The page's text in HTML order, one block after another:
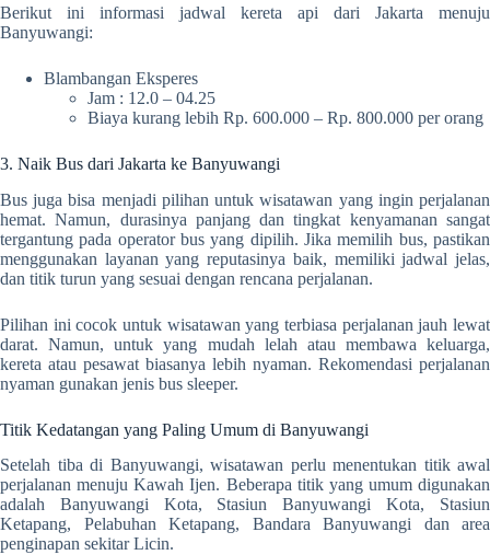
Berikut ini informasi jadwal kereta api dari Jakarta menuju
Banyuwangi:
Blambangan Eksperes
Jam : 12.0 – 04.25
Biaya kurang lebih Rp. 600.000 – Rp. 800.000 per orang
3. Naik Bus dari Jakarta ke Banyuwangi
Bus juga bisa menjadi pilihan untuk wisatawan yang ingin perjalanan
hemat. Namun, durasinya panjang dan tingkat kenyamanan sangat
tergantung pada operator bus yang dipilih. Jika memilih bus, pastikan
menggunakan layanan yang reputasinya baik, memiliki jadwal jelas,
dan titik turun yang sesuai dengan rencana perjalanan.
Pilihan ini cocok untuk wisatawan yang terbiasa perjalanan jauh lewat
darat. Namun, untuk yang mudah lelah atau membawa keluarga,
kereta atau pesawat biasanya lebih nyaman. Rekomendasi perjalanan
nyaman gunakan jenis bus sleeper.
Titik Kedatangan yang Paling Umum di Banyuwangi
Setelah tiba di Banyuwangi, wisatawan perlu menentukan titik awal
perjalanan menuju Kawah Ijen. Beberapa titik yang umum digunakan
adalah Banyuwangi Kota, Stasiun Banyuwangi Kota, Stasiun
Ketapang, Pelabuhan Ketapang, Bandara Banyuwangi dan area
penginapan sekitar Licin.